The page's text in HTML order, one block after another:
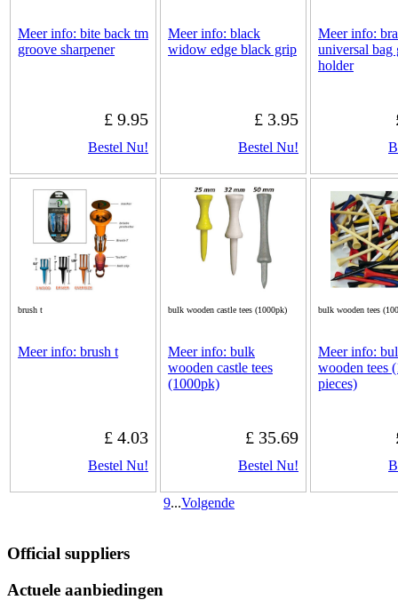
Meer info: bite back tm
groove sharpener
£ 9.95
Bestel Nu!
Meer info: black
widow edge black grip
£ 3.95
Bestel Nu!
Meer info:
universal bag
holder
brush t
Meer info: brush t
£ 4.03
Bestel Nu!
bulk wooden castle tees (1000pk)
Meer info: bulk
wooden castle tees
(1000pk)
£ 35.69
Bestel Nu!
bulk wooden tees
Meer info:
wooden tees
pieces)
9...Volgende
Official suppliers
Actuele aanbiedingen